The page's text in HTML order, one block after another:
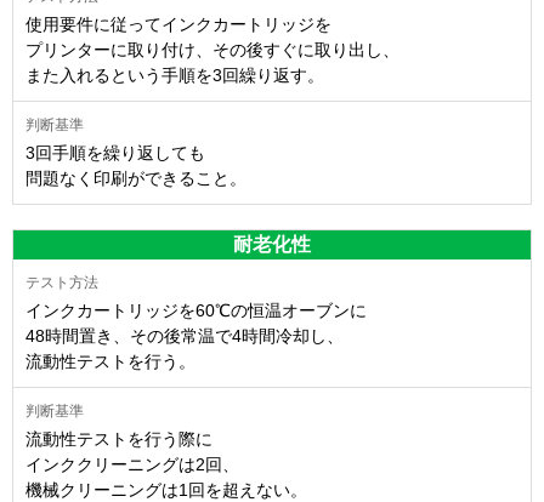
使用要件に従ってインクカートリッジを
プリンターに取り付け、その後すぐに取り出し、
また入れるという手順を3回繰り返す。
3回手順を繰り返しても
問題なく印刷ができること。
耐老化性
インクカートリッジを60℃の恒温オーブンに
48時間置き、その後常温で4時間冷却し、
流動性テストを行う。
流動性テストを行う際に
インククリーニングは2回、
機械クリーニングは1回を超えない。